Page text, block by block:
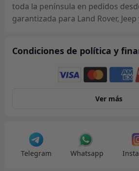
toda la península en pedidos
garantizada para Land Rover, Jeep
Condiciones de política y
Ver más
Telegram Whatsapp